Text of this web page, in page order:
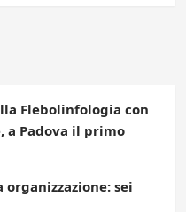
Flebolinfologia con
Padova il primo
sei